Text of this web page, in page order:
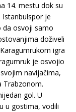
14. mestu dok su
je
da osvoji samo
doživeli
igra
je osvojio
navijačima,
Trabzonom.
gol. U
u gostima, vodili